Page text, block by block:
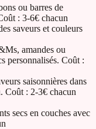
ou barres de
: 3-6€ chacun
saveurs et couleurs
amandes ou
personnalisés. Coût :
saisonnières dans
Coût : 2-3€ chacun
secs en couches avec